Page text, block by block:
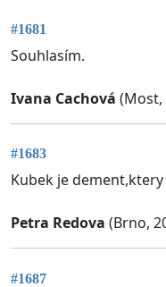
#1681
Souhlasím.
Ivana Cachová (Most,
#1683
Kubek je
Petra Redova (Brno,
#1687